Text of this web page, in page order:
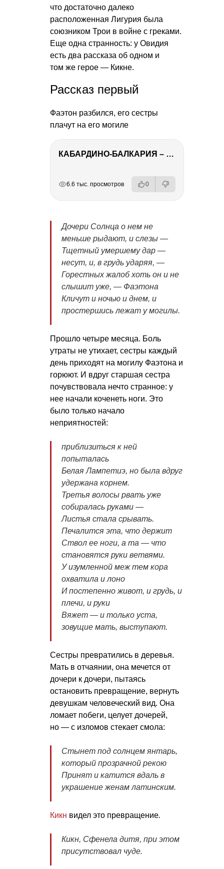
что достаточно далеко
расположенная Лигурия была
союзником Трои в войне с греками.
Еще одна странность: у Овидия
есть два рассказа об одном и
том же герое — Кикне.
Рассказ первый
Фаэтон разбился, его сестры
плачут на его могиле
КАБАРДИНО-БАЛКАРИЯ – ПУТЕШЕСТВИЕ НА КАВКАЗ часть 3
6.6 тыс. просмотров 0
Дочери Солнца о нем не
меньше рыдают, и слезы —
Тщетный умершему дар —
несут, и, в грудь ударяя, —
Горестных жалоб хоть он и не
слышит уже, — Фаэтона
Кличут и ночью и днем, и
простершись лежат у могилы.
Прошло четыре месяца. Боль
утраты не утихает, сестры каждый
день приходят на могилу Фаэтона и
горюют. И вдруг старшая сестра
почувствовала нечто странное: у
нее начали коченеть ноги. Это
было только начало
неприятностей:
приблизиться к ней
попыталась
Белая Лампетиэ, но была вдруг
удержана корнем.
Третья волосы рвать уже
собиралась руками —
Листья стала срывать.
Печалится эта, что держит
Ствол ее ноги, а та — что
становятся руки ветвями.
У изумленной меж тем кора
охватила и лоно
И постепенно живот, и грудь, и
плечи, и руки
Вяжет — и только уста,
зовущие мать, выступают.
Сестры превратились в деревья.
Мать в отчаянии, она мечется от
дочери к дочери, пытаясь
остановить превращение, вернуть
девушкам человеческий вид. Она
ломает побеги, целует дочерей,
но — с изломов стекает смола:
Стынет под солнцем янтарь,
который прозрачной рекою
Принят и катится вдаль в
украшение женам латинским.
Кикн видел это превращение.
Кикн, Сфенела дитя, при этом
присутствовал чуде.